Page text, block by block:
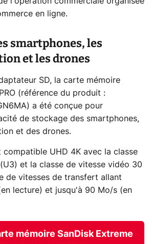
en ligne.
smartphones, les
et les drones
SD, la carte mémoire
(référence du produit :
a été conçue pour
de stockage des smartphones,
et des drones.
compatible UHD 4K avec la classe
et la classe de vitesse vidéo 30
de vitesses de transfert allant
lecture) et jusqu'à 90 Mo/s (en
mémoire SanDisk Extreme